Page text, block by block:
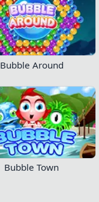
Bubble Around
Bubble Town